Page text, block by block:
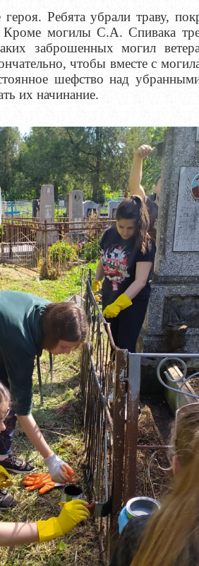
Ребята убрали траву,
могилы С.А. Спивака
заброшенных могил
чтобы вместе с
шефство над
их начинание.